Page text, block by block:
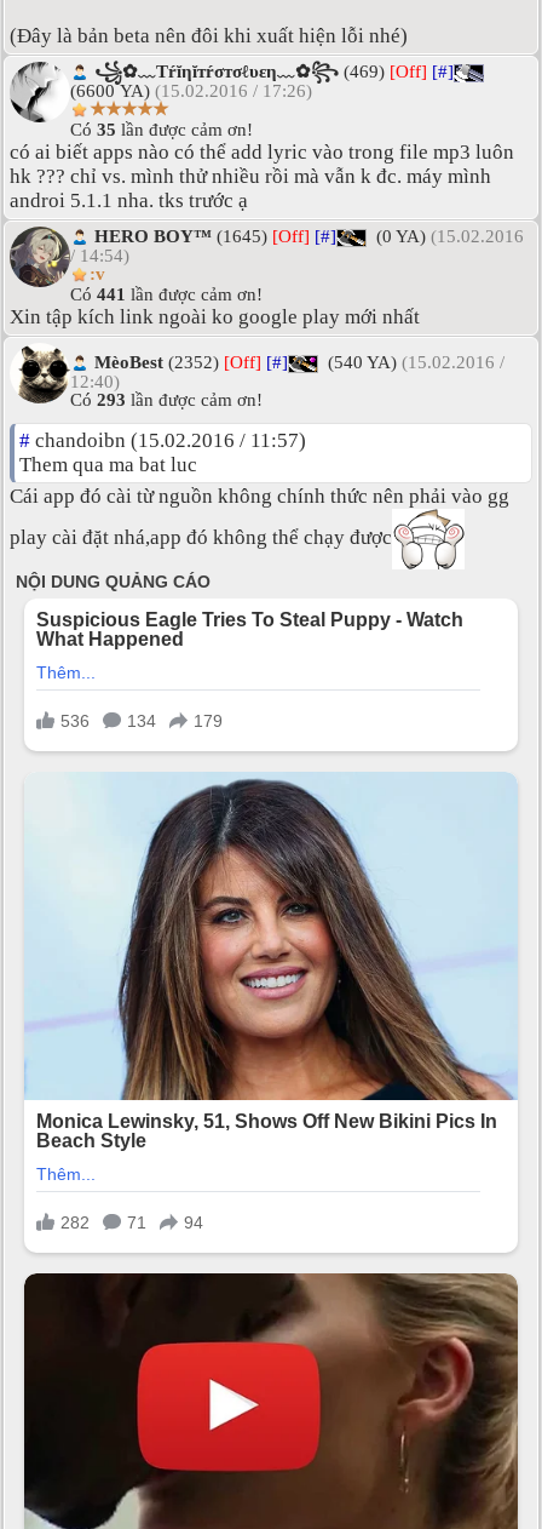
(Đây là bản beta nên đôi khi xuất hiện lỗi nhé)
꧁✿﹏Tŕĭηĭтŕσтσℓυεη﹏✿꧂ (469) [Off] [#]
(6600 YA) (15.02.2016 / 17:26)
★★★★★
Có 35 lần được cảm ơn!
có ai biết apps nào có thể add lyric vào trong file mp3 luôn
hk ??? chỉ vs. mình thử nhiều rồi mà vẫn k đc. máy mình
androi 5.1.1 nha. tks trước ạ
HERO BOY™ (1645) [Off] [#] (0 YA) (15.02.2016
/ 14:54)
:v
Có 441 lần được cảm ơn!
Xin tập kích link ngoài ko google play mới nhất
MèoBest (2352) [Off] [#] (540 YA) (15.02.2016 /
12:40)
Có 293 lần được cảm ơn!
# chandoibn (15.02.2016 / 11:57)
Them qua ma bat luc
Cái app đó cài từ nguồn không chính thức nên phải vào gg
play cài đặt nhá,app đó không thể chạy được